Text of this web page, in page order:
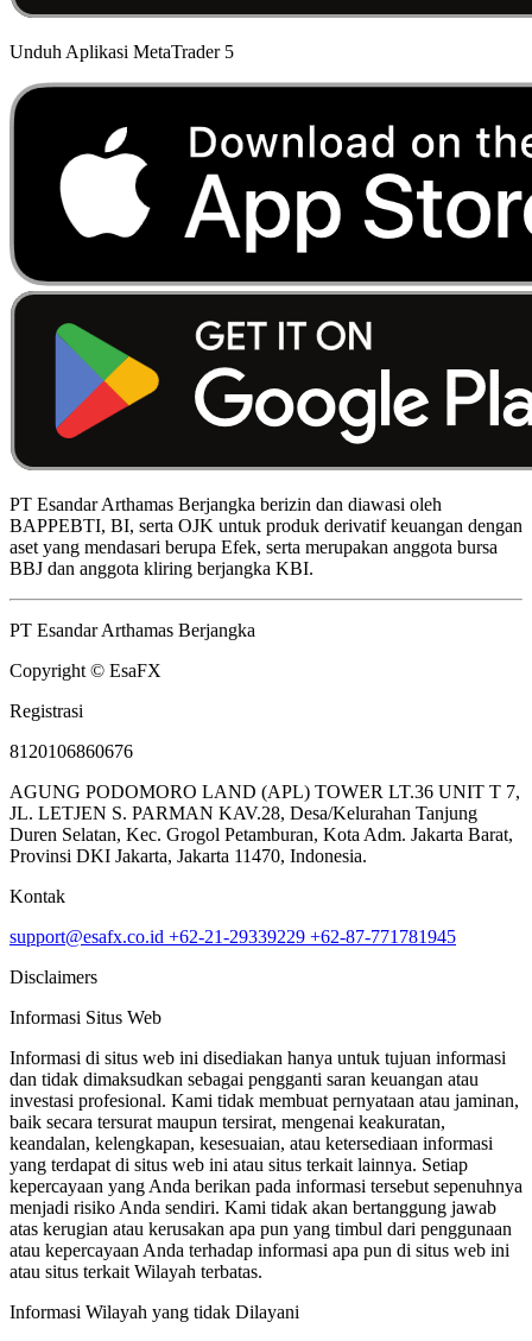
Unduh Aplikasi MetaTrader 5
PT Esandar Arthamas Berjangka berizin dan diawasi oleh
BAPPEBTI, BI, serta OJK untuk produk derivatif keuangan dengan
aset yang mendasari berupa Efek, serta merupakan anggota bursa
BBJ dan anggota kliring berjangka KBI.
PT Esandar Arthamas Berjangka
Copyright © EsaFX
Registrasi
8120106860676
AGUNG PODOMORO LAND (APL) TOWER LT.36 UNIT T 7,
JL. LETJEN S. PARMAN KAV.28, Desa/Kelurahan Tanjung
Duren Selatan, Kec. Grogol Petamburan, Kota Adm. Jakarta Barat,
Provinsi DKI Jakarta, Jakarta 11470, Indonesia.
Kontak
support@esafx.co.id +62-21-29339229 +62-87-771781945
Disclaimers
Informasi Situs Web
Informasi di situs web ini disediakan hanya untuk tujuan informasi
dan tidak dimaksudkan sebagai pengganti saran keuangan atau
investasi profesional. Kami tidak membuat pernyataan atau jaminan,
baik secara tersurat maupun tersirat, mengenai keakuratan,
keandalan, kelengkapan, kesesuaian, atau ketersediaan informasi
yang terdapat di situs web ini atau situs terkait lainnya. Setiap
kepercayaan yang Anda berikan pada informasi tersebut sepenuhnya
menjadi risiko Anda sendiri. Kami tidak akan bertanggung jawab
atas kerugian atau kerusakan apa pun yang timbul dari penggunaan
atau kepercayaan Anda terhadap informasi apa pun di situs web ini
atau situs terkait Wilayah terbatas.
Informasi Wilayah yang tidak Dilayani